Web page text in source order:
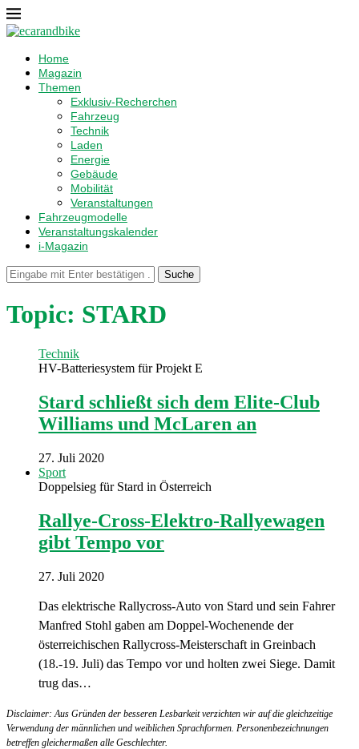
Home
Magazin
Themen
Exklusiv-Recherchen
Fahrzeug
Technik
Laden
Energie
Gebäude
Mobilität
Veranstaltungen
Fahrzeugmodelle
Veranstaltungskalender
i-Magazin
Suche
Topic: STARD
Technik
HV-Batteriesystem für Projekt E
Stard schließt sich dem Elite-Club
Williams und McLaren an
27. Juli 2020
Sport
Doppelsieg für Stard in Österreich
Rallye-Cross-Elektro-Rallyewagen
gibt Tempo vor
27. Juli 2020
Das elektrische Rallycross-Auto von Stard und sein Fahrer
Manfred Stohl gaben am Doppel-Wochenende der
österreichischen Rallycross-Meisterschaft in Greinbach
(18.-19. Juli) das Tempo vor und holten zwei Siege. Damit
trug das…
Disclaimer: Aus Gründen der besseren Lesbarkeit verzichten wir auf die gleichzeitige
Verwendung der männlichen und weiblichen Sprachformen. Personenbezeichnungen
betreffen gleichermaßen alle Geschlechter.